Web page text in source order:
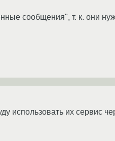
сообщения", т. к. они
использовать их сервис